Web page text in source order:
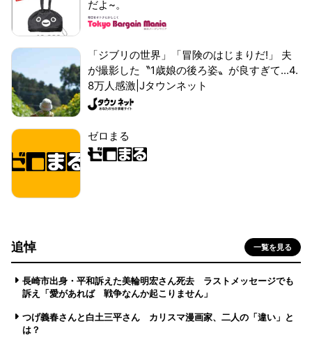
だよ~。
「ジブリの世界」「冒険のはじまりだ!」 夫
が撮影した〝1歳娘の後ろ姿〟が良すぎて...4.
8万人感激|Jタウンネット
ゼロまる
追悼 一覧を見る
長崎市出身・平和訴えた美輪明宏さん死去 ラストメッセージでも
訴え「愛があれば 戦争なんか起こりません」
つげ義春さんと白土三平さん カリスマ漫画家、二人の「違い」と
は？